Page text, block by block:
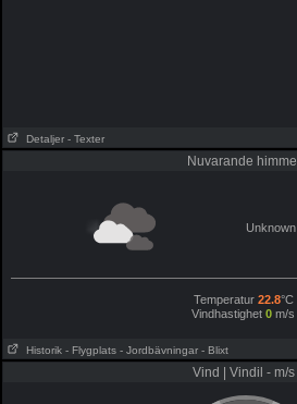
Detaljer - Texter
Nuvarande himmel
Unknown
Temperatur 22.8°C
Vindhastighet 0 m/s
Historik - Flygplats - Jordbävningar - Blixt
Vind | Vindil - m/s